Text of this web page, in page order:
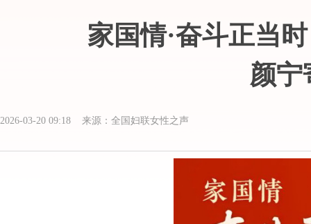
家国情·奋斗正当
颜
2026-03-20 09:18 来源：全国妇联女性之声